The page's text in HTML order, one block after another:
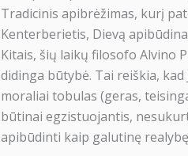
Tradicinis apibrėžimas, kurį
Kenterberietis, Dievą
Kitais, šių laikų filosofo Alvino
didinga būtybė. Tai reiškia,
moraliai tobulas (geras,
būtinai egzistuojantis,
apibūdinti kaip galutinę